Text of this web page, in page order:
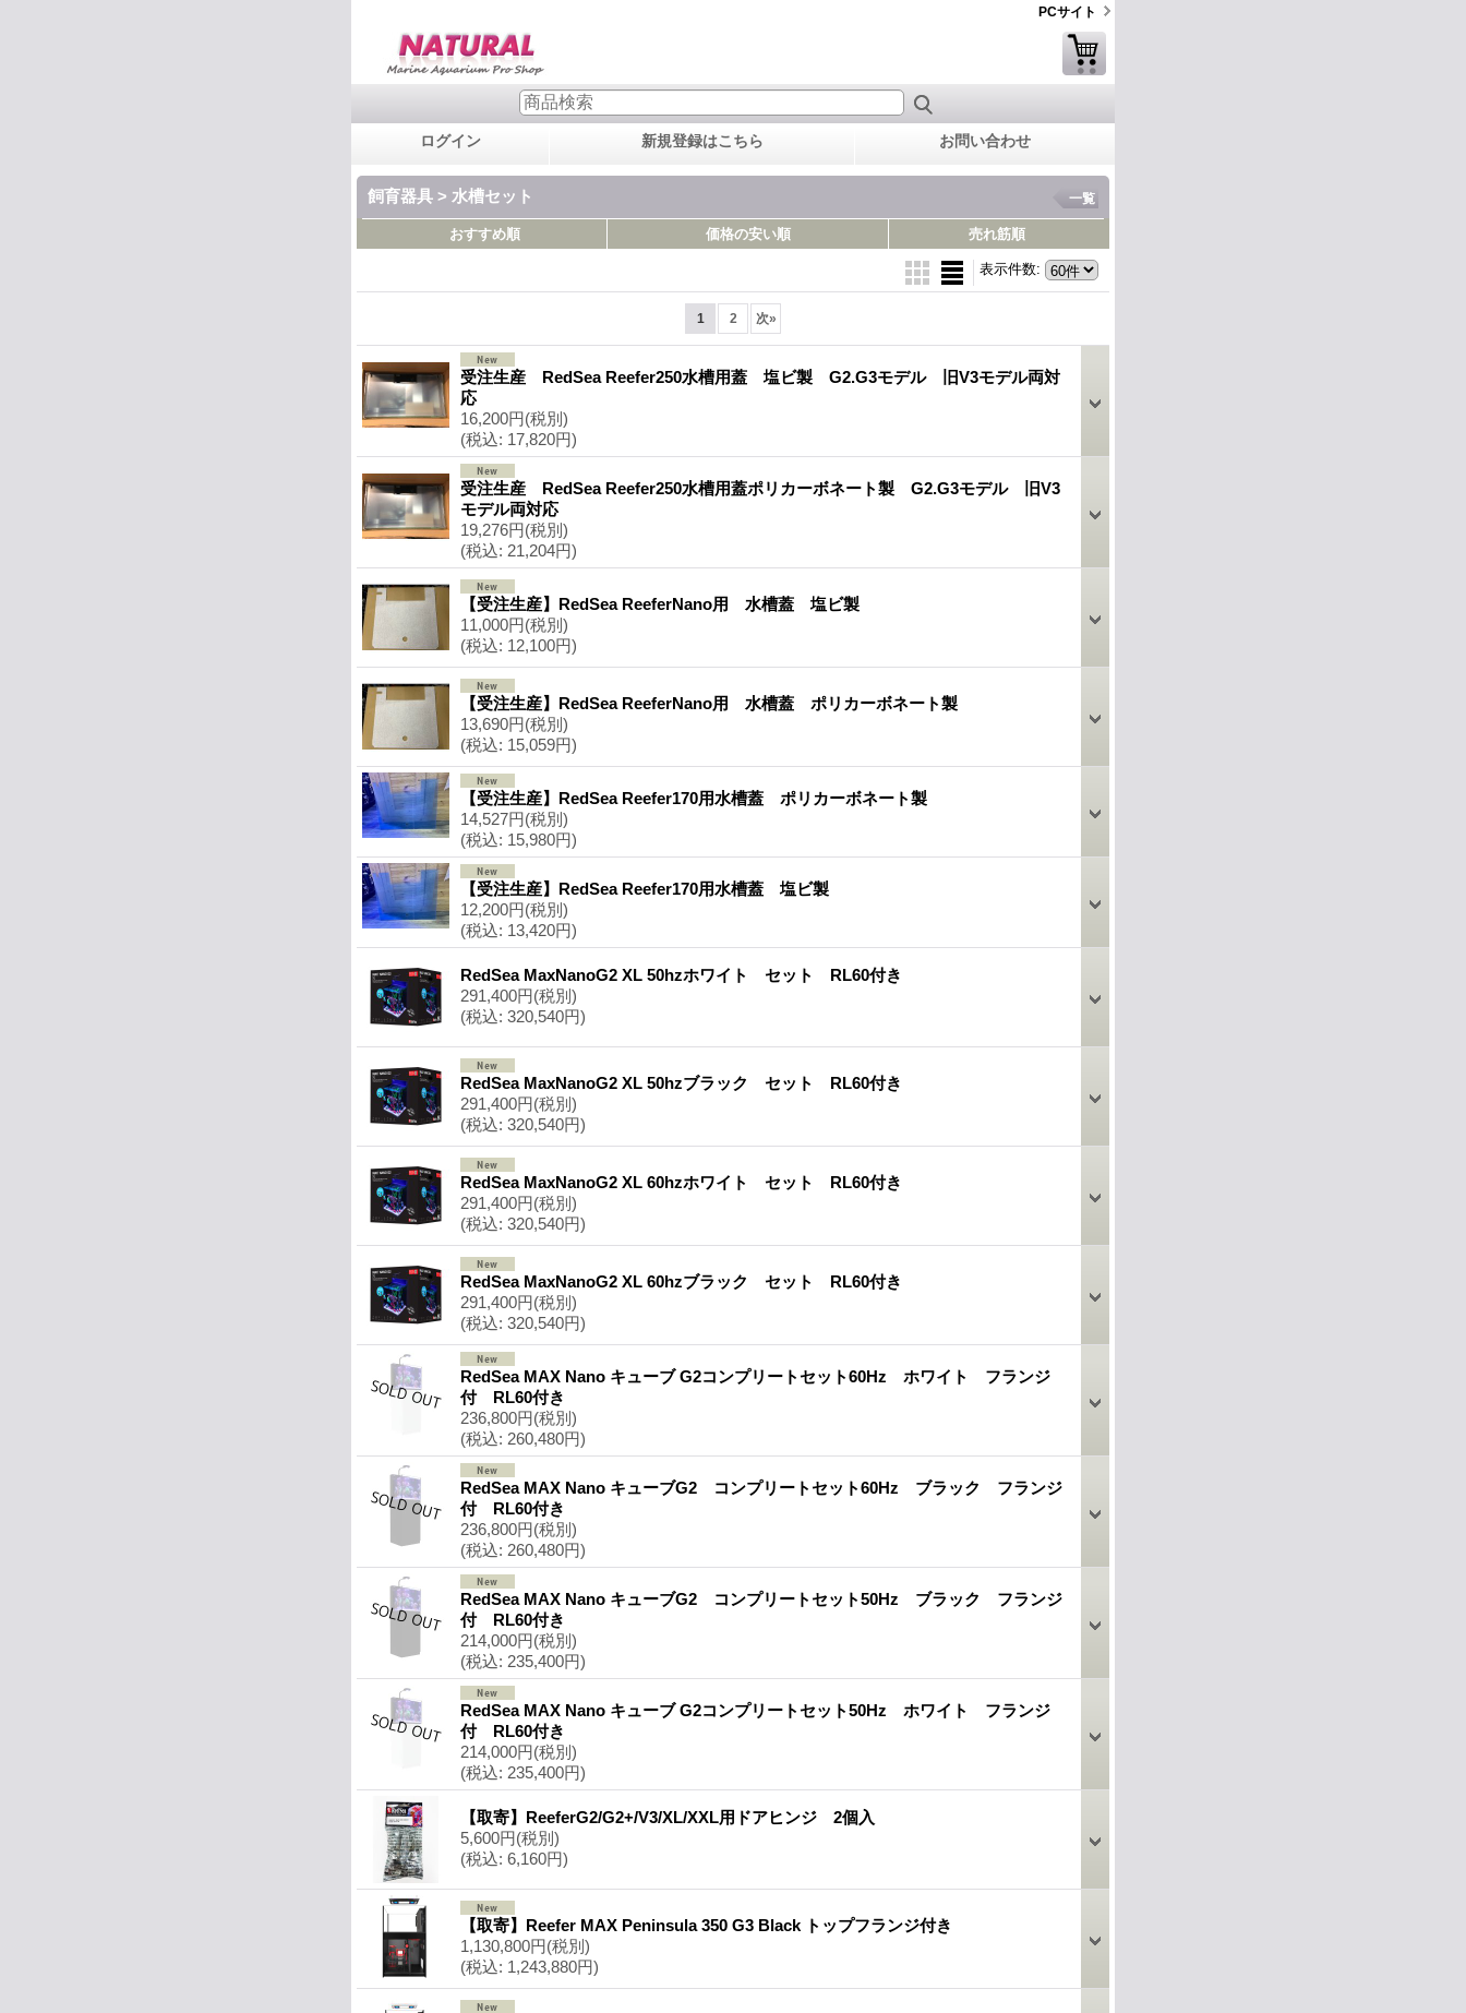
PCサイト
ログイン 新規登録はこちら お問い合わせ
飼育器具 > 水槽セット 一覧
おすすめ順 価格の安い順 売れ筋順
表示件数:
1 2 次»
受注生産 RedSea Reefer250水槽用蓋 塩ビ製 G2.G3モデル 旧V3モデル両対
応
16,200円(税別)
(税込: 17,820円)
受注生産 RedSea Reefer250水槽用蓋ポリカーボネート製 G2.G3モデル 旧V3
モデル両対応
19,276円(税別)
(税込: 21,204円)
【受注生産】RedSea ReeferNano用 水槽蓋 塩ビ製
11,000円(税別)
(税込: 12,100円)
【受注生産】RedSea ReeferNano用 水槽蓋 ポリカーボネート製
13,690円(税別)
(税込: 15,059円)
【受注生産】RedSea Reefer170用水槽蓋 ポリカーボネート製
14,527円(税別)
(税込: 15,980円)
【受注生産】RedSea Reefer170用水槽蓋 塩ビ製
12,200円(税別)
(税込: 13,420円)
RedSea MaxNanoG2 XL 50hzホワイト セット RL60付き
291,400円(税別)
(税込: 320,540円)
RedSea MaxNanoG2 XL 50hzブラック セット RL60付き
291,400円(税別)
(税込: 320,540円)
RedSea MaxNanoG2 XL 60hzホワイト セット RL60付き
291,400円(税別)
(税込: 320,540円)
RedSea MaxNanoG2 XL 60hzブラック セット RL60付き
291,400円(税別)
(税込: 320,540円)
RedSea MAX Nano キューブ G2コンプリートセット60Hz ホワイト フランジ
付 RL60付き
236,800円(税別)
(税込: 260,480円)
RedSea MAX Nano キューブG2 コンプリートセット60Hz ブラック フランジ
付 RL60付き
236,800円(税別)
(税込: 260,480円)
RedSea MAX Nano キューブG2 コンプリートセット50Hz ブラック フランジ
付 RL60付き
214,000円(税別)
(税込: 235,400円)
RedSea MAX Nano キューブ G2コンプリートセット50Hz ホワイト フランジ
付 RL60付き
214,000円(税別)
(税込: 235,400円)
【取寄】ReeferG2/G2+/V3/XL/XXL用ドアヒンジ 2個入
5,600円(税別)
(税込: 6,160円)
【取寄】Reefer MAX Peninsula 350 G3 Black トップフランジ付き
1,130,800円(税別)
(税込: 1,243,880円)